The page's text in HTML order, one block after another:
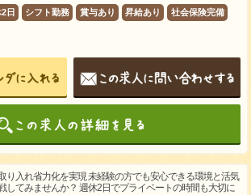
日 シフト勤務 賞与あり 昇給あり 社会保険完備
り入れ省力化を実現 未経験の方でも安心できる環境と活気
してみませんか？ 週休2日でプライベートの時間も大切に